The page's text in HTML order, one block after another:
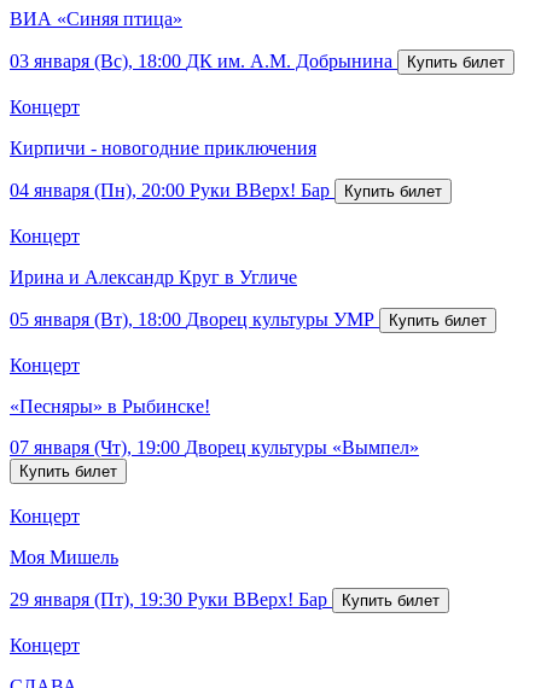
ВИА «Синяя птица»
03 января (Вс), 18:00 ДК им. А.М. Добрынина
Концерт
Кирпичи - новогодние приключения
04 января (Пн), 20:00 Руки ВВерх! Бар
Концерт
Ирина и Александр Круг в Угличе
05 января (Вт), 18:00 Дворец культуры УМР
Концерт
«Песняры» в Рыбинске!
07 января (Чт), 19:00 Дворец культуры «Вымпел»
Концерт
Моя Мишель
29 января (Пт), 19:30 Руки ВВерх! Бар
Концерт